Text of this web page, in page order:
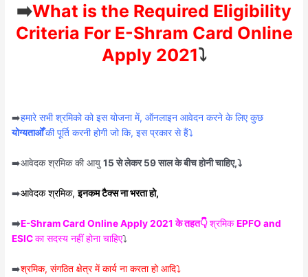
➡️What is the Required Eligibility
Criteria For E-Shram Card Online
Apply 2021⤵️
➡️हमारे सभी श्रमिको को इस योजना में, ऑनलाइन आवेदन करने के लिए कुछ
योग्यताओँकी पूर्ति करनी होगी जो कि, इस प्रकार से हैं⤵️
➡️आवेदक श्रमिक की आयु15 से लेकर 59 साल के बीच होनी चाहिए,⤵️
➡️आवेदक श्रमिक,इनकम टैक्स ना भरता हो,
➡️E-Shram Card Online Apply 2021 के तहत👇श्रमिकEPFO and
ESICका सदस्य नहीं होना चाहिए⤵️
➡️श्रमिक, संगठित क्षेत्र में कार्य ना करता हो आदि⤵️